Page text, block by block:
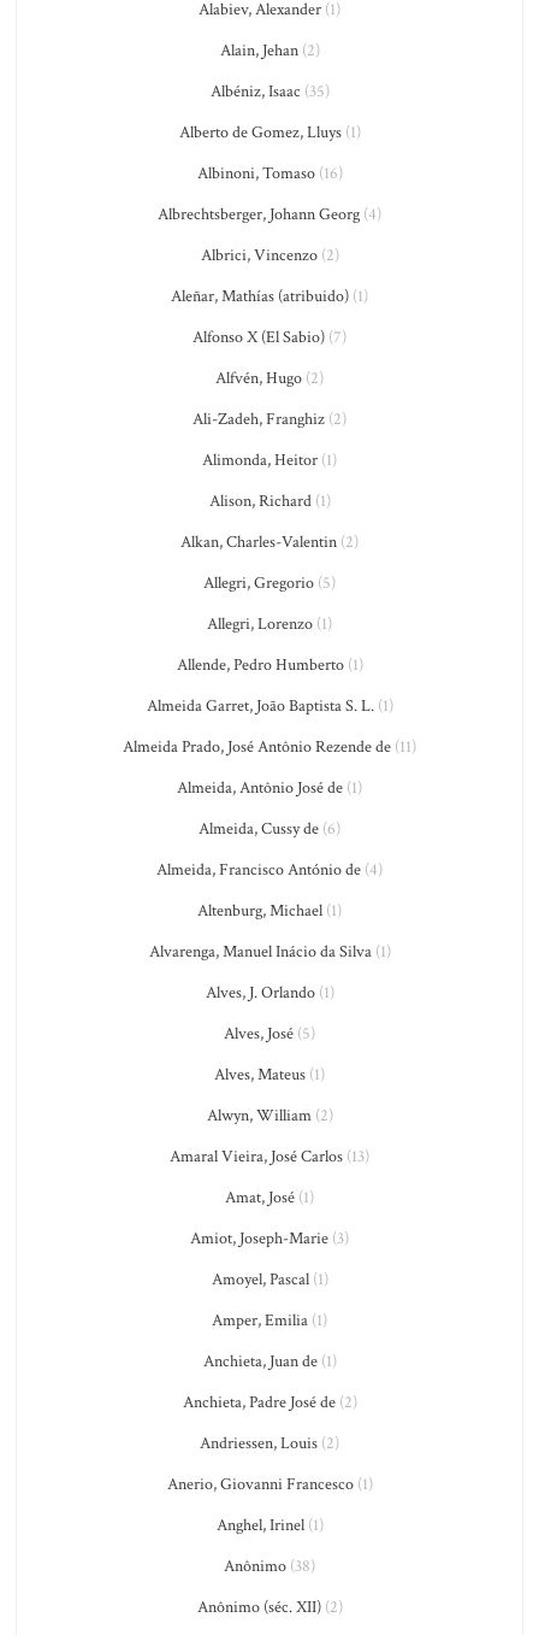
Alabiev, Alexander (1)
Alain, Jehan(2)
Albéniz, Isaac (35)
Alberto de Gomez, Lluys(1)
Albinoni, Tomaso(16)
Albrechtsberger, Johann Georg (4)
Albrici, Vincenzo(2)
Aleñar, Mathías (atribuido) (1)
Alfonso X (El Sabio) (7)
Alfvén, Hugo (2)
Ali-Zadeh, Franghiz (2)
Alimonda, Heitor (1)
Alison, Richard(1)
Alkan, Charles-Valentin (2)
Allegri, Gregorio (5)
Allegri, Lorenzo (1)
Allende, Pedro Humberto(1)
Almeida Garret, João Baptista S. L.(1)
Almeida Prado, José Antônio Rezende de (11)
Almeida, Antônio José de (1)
Almeida, Cussy de (6)
Almeida, Francisco António de (4)
Altenburg, Michael (1)
Alvarenga, Manuel Inácio da Silva(1)
Alves, J. Orlando(1)
Alves, José (5)
Alves, Mateus (1)
Alwyn, William(2)
Amaral Vieira, José Carlos (13)
Amat, José (1)
Amiot, Joseph-Marie (3)
Amoyel, Pascal(1)
Amper, Emilia (1)
Anchieta, Juan de(1)
Anchieta, Padre José de(2)
Andriessen, Louis (2)
Anerio, Giovanni Francesco(1)
Anghel, Irinel(1)
Anônimo (38)
Anônimo (séc. XII)(2)